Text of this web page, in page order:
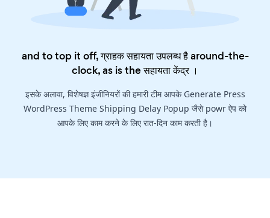
and to top it off, ग्राहक सहायता उपलब्ध है around-the-
clock, as is theसहायता केंद्र।
इसके अलावा, विशेषज्ञ इंजीनियरों की हमारी टीम आपके Generate Press
WordPress Theme Shipping Delay Popup जैसे powr ऐप को
आपके लिए काम करने के लिए रात-दिन काम करती है।